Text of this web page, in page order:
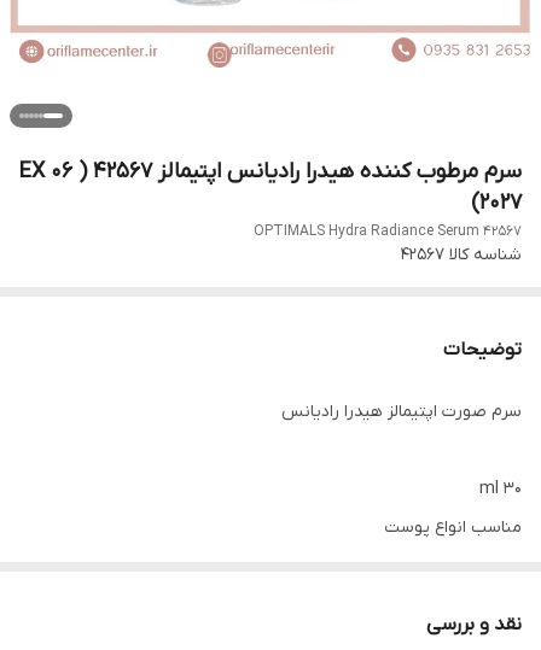
سرم مرطوب کننده هیدرا رادیانس اپتیمالز 42567 ( EX 06
2027)
OPTIMALS Hydra Radiance Serum 42567
شناسه کالا 42567
توضیحات
سرم صورت اپتیمالز هیدرا رادیانس
30 ml
مناسب انواع پوست
نقد و بررسی